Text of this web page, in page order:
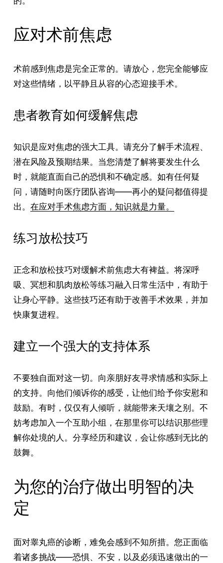
应对术前焦虑
术前感到焦虑是完全正常的。请放心，您完全能够应
对这些情绪，以平静且从容的心态迎接手术。
患者教育如何缓解焦虑
知识是应对焦虑的强大工具。请充分了解手术流程、
潜在风险及预期结果。当您清楚了解将要发生什么
时，就能直面自己的恐惧和不确定感。如有任何疑
问，请随时向医疗团队咨询——再小的疑问都值得提
出。 在应对手术焦虑方面，知识就是力量。
练习放松技巧
正念和放松技巧对缓解术前焦虑大有裨益。将深呼
吸、冥想和肌肉放松等练习融入日常生活中，有助于
让身心平静。这些技巧还有助于改善手术效果，并加
快康复进程。
建立一个强大的支持体系
不要独自面对这一切。向亲朋好友寻求情感和实际上
的支持。向他们倾诉你的感受，让他们给予你安慰和
鼓励。有时，仅仅有人倾听，就能带来天壤之别。不
妨考虑加入一个互助小组，在那里你可以结识那些理
解你处境的人。分享经历和建议，会让你感到无比的
鼓舞。
为您的治疗做出明智的决
定
面对睾丸癌的诊断，难免会感到不知所措。您正面临
着诸多挑战——恐惧、不安，以及必须迅速做出的一